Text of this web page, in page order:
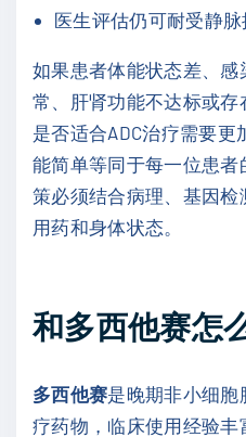
医生评估仍可耐受静脉
如果患者体能状态差、
常、肝肾功能不达标或存
是否适合ADC治疗需要
能简单等同于每一位患
策必须结合病理、基因
用药和身体状态。
和多西他赛怎
多西他赛是晚期非小细胞
疗药物，临床使用经验